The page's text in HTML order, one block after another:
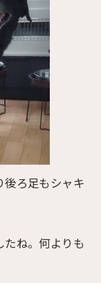
後ろ足もシャキ
たね。何よりも